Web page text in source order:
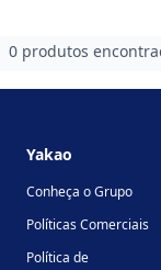
0 produtos
Yakao
Conheça o Grupo
Políticas Comerciais
Política de